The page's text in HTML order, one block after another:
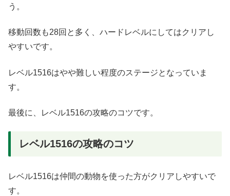
う。
移動回数も28回と多く、ハードレベルにしてはクリアし
やすいです。
レベル1516はやや難しい程度のステージとなっていま
す。
最後に、レベル1516の攻略のコツです。
レベル1516の攻略のコツ
レベル1516は仲間の動物を使った方がクリアしやすいで
す。